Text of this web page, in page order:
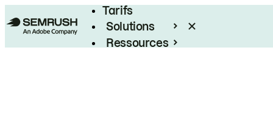
Tarifs
Solutions
Ressources